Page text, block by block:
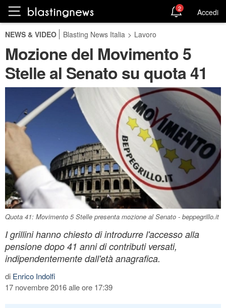
2 Accedi
NEWS & VIDEO Blasting News Italia > Lavoro
Mozione del Movimento 5
Stelle al Senato su quota 41
Quota 41: Movimento 5 Stelle presenta mozione al Senato - beppegrillo.it
I grillini hanno chiesto di introdurre l'accesso alla
pensione dopo 41 anni di contributi versati,
indipendentemente dall'età anagrafica.
di Enrico Indolfi
17 novembre 2016 alle ore 17:39